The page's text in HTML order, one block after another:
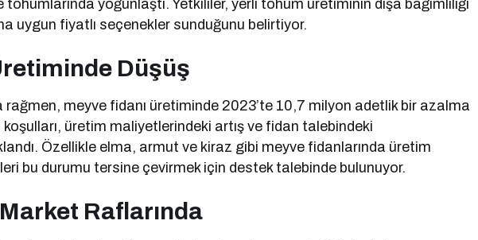
yoğunlaştı. Yetkililer, yerli tohum üretiminin dışa bağımlılığı
uygun fiyatlı seçenekler sunduğunu belirtiyor.
Düşüş
rağmen, meyve fidanı üretiminde 2023’te 10,7 milyon adetlik bir azalma
üretim maliyetlerindeki artış ve fidan talebindeki
Özellikle elma, armut ve kiraz gibi meyve fidanlarında üretim
bu durumu tersine çevirmek için destek talebinde bulunuyor.
Raflarında